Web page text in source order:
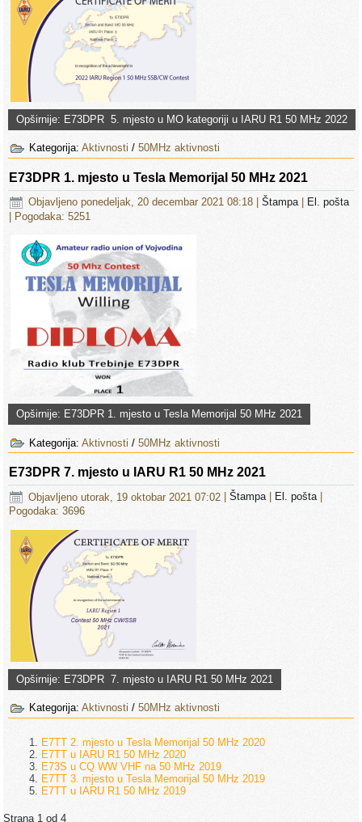
Opširnije: E73DPR 5. mjesto u MO kategoriji u IARU R1 50 MHz 2022
Kategorija:Aktivnosti /50MHz aktivnosti
E73DPR 1. mjesto u Tesla Memorijal 50 MHz 2021
Objavljeno ponedeljak, 20 decembar 2021 08:18 |Štampa
El. pošta
| Pogodaka: 5251
Opširnije: E73DPR 1. mjesto u Tesla Memorijal 50 MHz 2021
Kategorija:Aktivnosti /50MHz aktivnosti
E73DPR 7. mjesto u IARU R1 50 MHz 2021
Objavljeno utorak, 19 oktobar 2021 07:02 |Štampa El. pošta
Pogodaka: 3696
Opširnije: E73DPR 7. mjesto u IARU R1 50 MHz 2021
Kategorija:Aktivnosti /50MHz aktivnosti
E7TT 2. mjesto u Tesla Memorijal 50 MHz 2020
E7TT u IARU R1 50 MHz 2020
E73S u CQ WW VHF na 50 MHz 2019
E7TT 3. mjesto u Tesla Memorijal 50 MHz 2019
E7TT u IARU R1 50 MHz 2019
Strana 1 od 4